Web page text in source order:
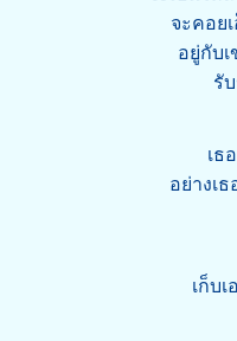
จะคอย
อยู่กับ
รั
เธ
อย่างเ
เก็บ